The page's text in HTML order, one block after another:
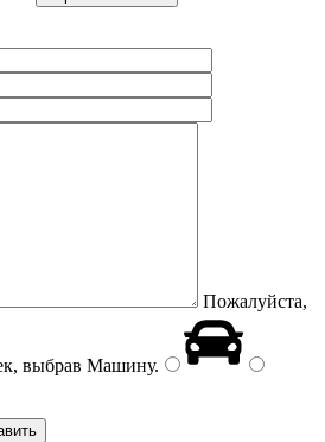
Пожалуйста,
выбрав Машину.